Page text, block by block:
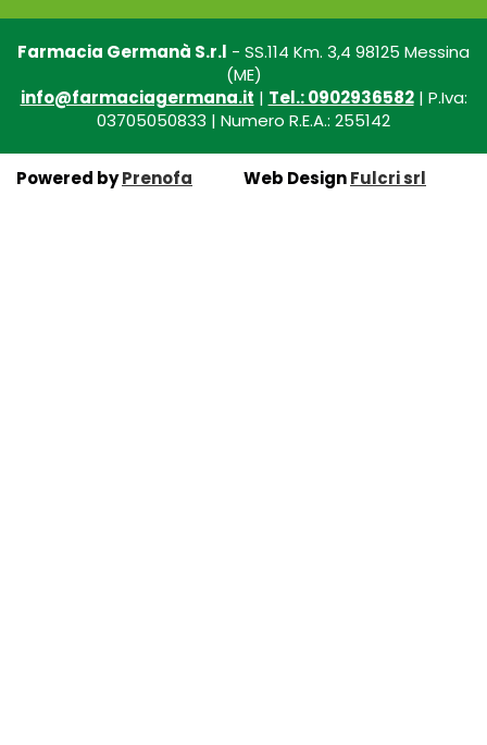
Farmacia Germanà S.r.l - SS.114 Km. 3,4 98125 Messina
(ME)
info@farmaciagermana.it | Tel.: 0902936582| P.Iva:
03705050833 | Numero R.E.A.: 255142
Powered byPrenofa Web DesignFulcri srl